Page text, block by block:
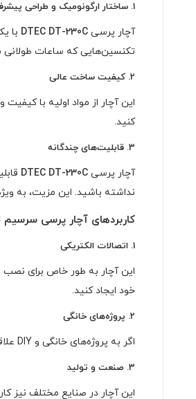
1. ساختار ارگونومیک و طراحی
آچار پرسی DTEC DT-230C با
تکنسین‌هایی که ساعات طولانی
2. کیفیت ساخت عالی
این آچار از مواد اولیه با
کنید.
3. قابلیت‌های چندگانه
آچار پرسی DTEC DT-230C
نداشته باشید. این مزیت، به
کاربردهای آچار پرسی سرسیم DTEC DT-230C
1. اتصالات الکتریکی
این آچار به طور خاص برای نصب
خود ایجاد کنید.
2. پروژه‌های خانگی
اگر به پروژه‌های خانگی و DIY علاقه‌مند هستید، این آچار گزینه‌ای عالی برای شماست. شما می‌توانید به راحتی اتصالات خود را انجام دهید و از کیفیت کار خود مطمئن باشید.
3. صنعت و تولید
این آچار در صنایع مختلف نیز